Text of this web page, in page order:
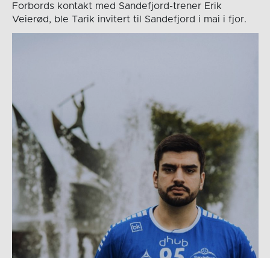
Forbords kontakt med Sandefjord-trener Erik
Veierød, ble Tarik invitert til Sandefjord i mai i fjor.